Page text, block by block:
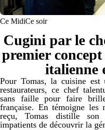
Ce MidiCe soir
Cugini par le
premier
italienne
Pour Tomas, la cuisine
restaurateurs, ce chef
sans faille pour faire
française. En témoigne les
reçu, Tomas distille son
impatients de découvrir la